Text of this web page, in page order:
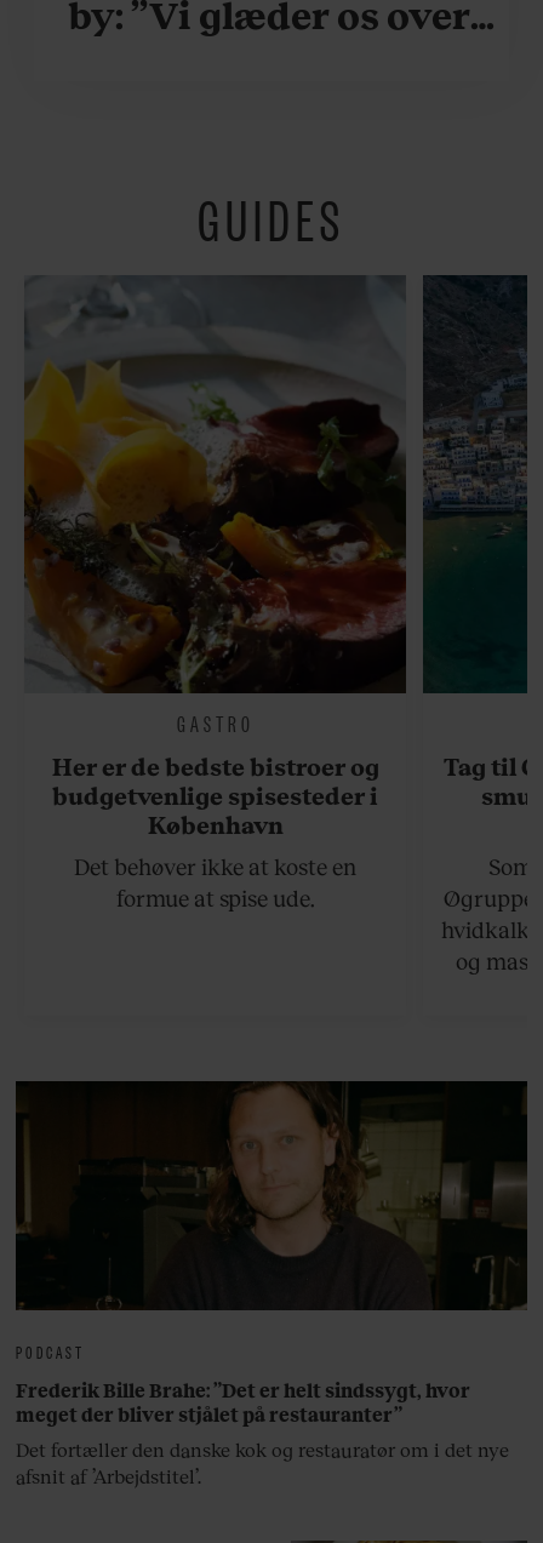
by: ”Vi glæder os over,
fredeligt”
GUIDES
GASTRO
Her er de bedste bistroer og
budgetvenlige spisesteder i
København
Det behøver ikke at koste en
formue at spise ude.
Tag til
og
PODCAST
Frederik Bille Brahe: ”Det er helt sindssygt, hvor
meget der bliver stjålet på restauranter”
Det fortæller den danske kok og restauratør om i det nye
afsnit af ’Arbejdstitel’.